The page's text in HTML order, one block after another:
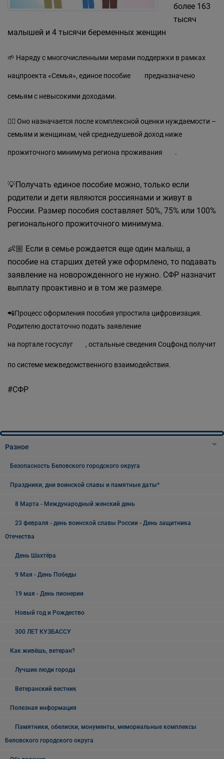
более 163
тысяч
малышей и 4 тысячи беременных женщин
🌱 Наряду с многочисленными мерами поддержки в рамках
нацпроекта «Семья», единое пособие предназначено
семьям с невысокими доходами.
✍🏻 Оно назначается после комплексной оценки нуждаемости –
семьям и женщинам, чей среднедушевой доход ниже
прожиточного минимума региона проживания .
💡Получать единое пособие можно, только если
родители и дети являются россиянами и живут в
России. Размер пособия составляет 50%, 75% или 100%
регионального прожиточного минимума.
👶🏼 Если в семье рождается еще один малыш, а
пособие на старших детей уже оформлено, то подавать
заявление на новорожденного не нужно. СФР назначит
выплату проактивно и в том же размере.
📲Процесс оформления пособия упростила цифровизация.
Родителю достаточно подать заявление
на портале госуслуг , остальные сведения Соцфонд получит
по системе межведомственного взаимодействия.
#CФР
Разное
Безопасность Беловского городского округа
Праздники, дни воинской славы и памятные даты*
8 Марта - Международный женский день
23 февраля - день воинской славы России - День защитника
Отечества
День Шахтёра
9 Мая - День Победы
19 мая - День пионерии
Новый год и Рождество
300 ЛЕТ КУЗБАССУ
Как живёшь, ветеран?
Лучшие люди города
Ветеранский вестник
Полезная информация
Памятники, обелиски, монументы, мемориальные комплексы
Беловского городского округа